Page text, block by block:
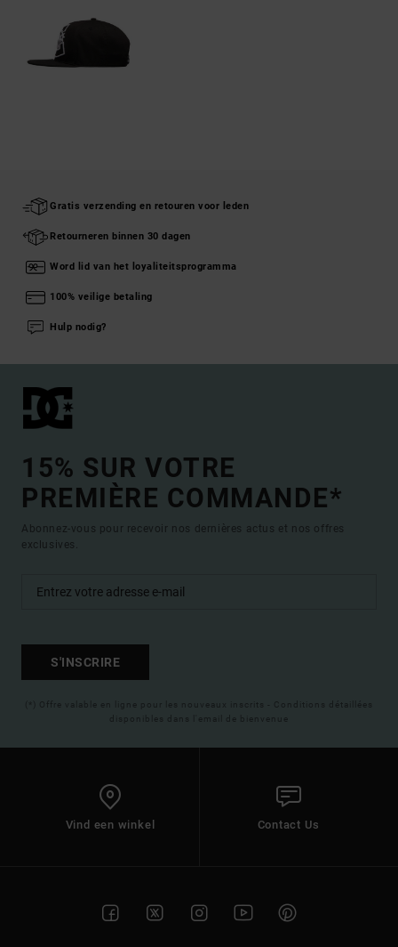
Gratis verzending en retouren voor leden
Retourneren binnen 30 dagen
Word lid van het loyaliteitsprogramma
100% veilige betaling
Hulp nodig?
15% SUR VOTRE
PREMIÈRE COMMANDE*
Abonnez-vous pour recevoir nos dernières actus et nos offres
exclusives.
S'INSCRIRE
(*) Offre valable en ligne pour les nouveaux inscrits - Conditions détaillées
disponibles dans l'email de bienvenue
Vind een winkel Contact Us